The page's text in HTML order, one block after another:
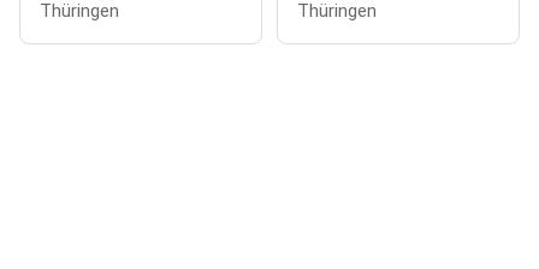
Thüringen Thüringen